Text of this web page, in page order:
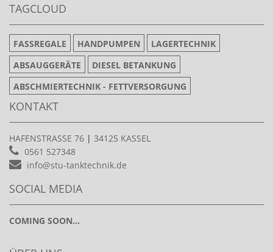
TAGCLOUD
FASSREGALE HANDPUMPEN
LAGERTECHNIK
ABSAUGGERÄTE
DIESEL BETANKUNG
ABSCHMIERTECHNIK - FETTVERSORGUNG
KONTAKT
HAFENSTRASSE 76 | 34125 KASSEL
0561 527348
info@stu-tanktechnik.de
SOCIAL MEDIA
COMING SOON...